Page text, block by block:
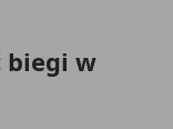
biegi w